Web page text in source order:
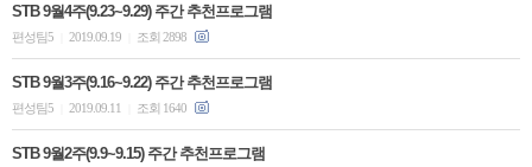
STB 9월4주(9.23~9.29) 주간 추천프로그램
편성팀5 2019.09.19 조회 2898
STB 9월3주(9.16~9.22) 주간 추천프로그램
편성팀5 2019.09.11 조회 1640
STB 9월2주(9.9~9.15) 주간 추천프로그램